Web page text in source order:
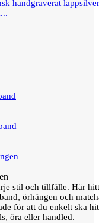
stil och tillfälle. Här
örhängen och
för att du enkelt ska
öra eller handled.